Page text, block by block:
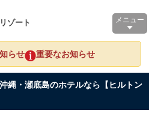
ゾート メニュー
らせ 重要なお知らせ
縄・瀬底島のホテルなら【ヒルトン